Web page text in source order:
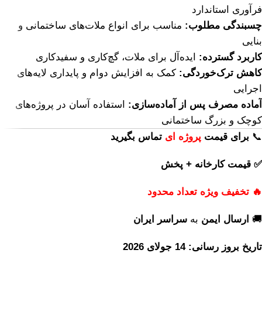
فرآوری استاندارد
چسبندگی مطلوب: مناسب برای انواع ملات‌های ساختمانی و
بنایی
کاربرد گسترده: ایده‌آل برای ملات، گچ‌کاری و سفیدکاری
کاهش ترک‌خوردگی: کمک به افزایش دوام و پایداری لایه‌های
اجرایی
آماده مصرف پس از آماده‌سازی: استفاده آسان در پروژه‌های
کوچک و بزرگ ساختمانی
📞 برای قیمت پروژه ای تماس بگیرید
✅ قیمت کارخانه + پخش
🔥 تخفیف ویژه تعداد محدود
🚚 ارسال ایمن به سراسر ایران
تاریخ بروز رسانی: 14 جولای 2026